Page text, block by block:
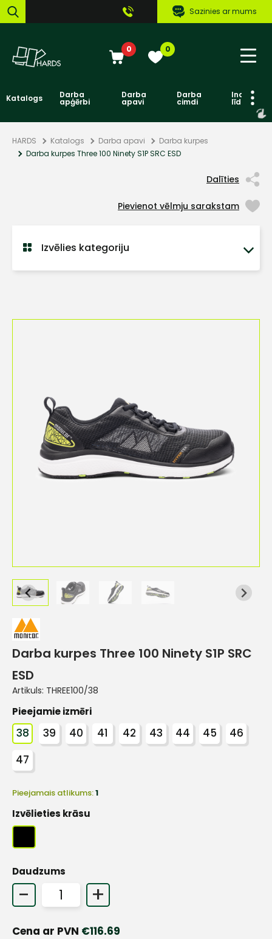
Sazinies ar mums
0 0
Katalogs Darba
apģērbi
Darba
apavi
Darba
cimdi līdzekļi
HARDS Katalogs Darba apavi
Darba kurpes
Darba kurpes Three 100 Ninety S1P SRC ESD
Dalīties
Pievienot vēlmju sarakstam
Izvēlies kategoriju
Darba kurpes Three 100 Ninety S1P SRC
ESD
Artikuls: THREE100/38
Pieejamie izmēri
38 39 40 41 42 43 44 45
46
47
Pieejamais atlikums:1
Izvēlieties krāsu
Daudzums
- +
Cena ar PVN €116.69
+